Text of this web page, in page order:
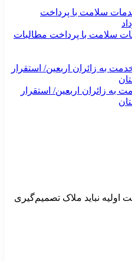
سلامت با پرداخت مطالبات
میلیون خدمت به زائران اربعین/ استقرار
نباید ملاک تصمیم‌گیری